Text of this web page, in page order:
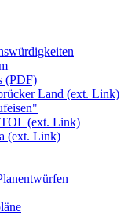
(PDF)
Land (ext. Link)
TOL (ext. Link)
(ext. Link)